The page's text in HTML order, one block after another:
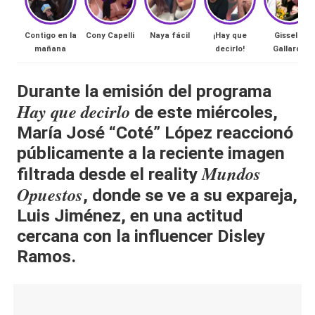
al
it
s,
T
V
y
R
e
d
e
Contigo en la
mañana
Cony Capelli Naya fácil
¡Hay que
decirlo!
Gissella
Gallardo
Durante la emisión del programa
Hay que decirlo de este miércoles,
María José “Coté” López reaccionó
públicamente a la reciente imagen
filtrada desde el reality Mundos
Opuestos, donde se ve a su expareja,
Luis Jiménez, en una actitud
cercana con la influencer Disley
Ramos.